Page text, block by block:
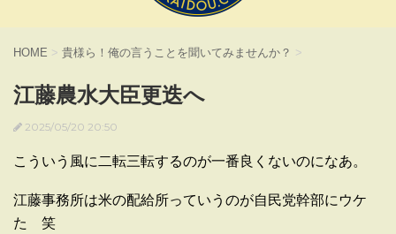
HOME > 貴様ら！俺の言うことを聞いてみませんか？ >
江藤農水大臣更迭へ
2025/05/20 20:50
こういう風に二転三転するのが一番良くないのになあ。
江藤事務所は米の配給所っていうのが自民党幹部にウケ
た 笑